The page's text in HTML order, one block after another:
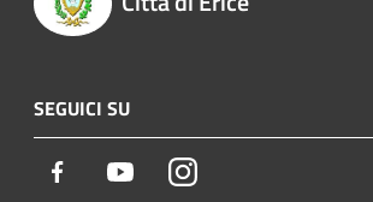
SEGUICI SU
Facebook YoutubeInstagram